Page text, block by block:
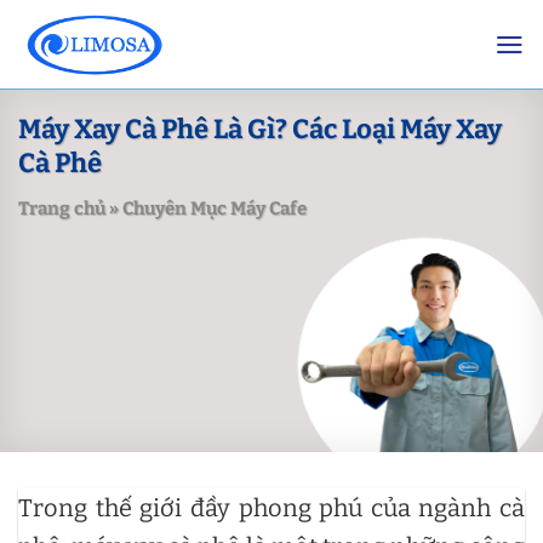
content
Máy Xay Cà Phê Là Gì? Các Loại Máy Xay
Cà Phê
Trang chủ»Chuyên Mục Máy Cafe
Trong thế giới đầy phong phú của ngành cà